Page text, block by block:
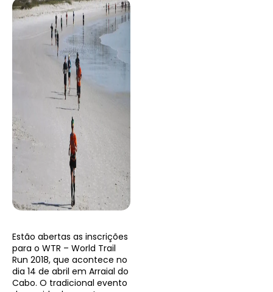
Estão abertas as inscrições
para o WTR – World Trail
Run 2018, que acontece no
dia 14 de abril em Arraial do
Cabo. O tradicional evento